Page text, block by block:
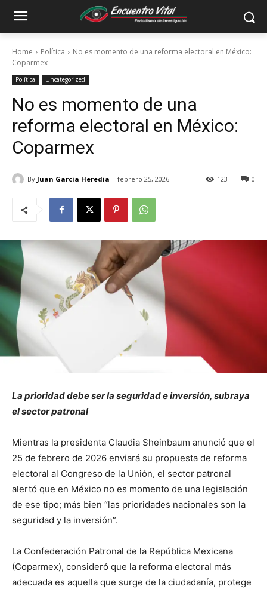
Home Política
No es momento de una reforma electoral en México:
Coparmex
Política Uncategorized
No es momento de una
reforma electoral en México:
Coparmex
By Juan García Heredia febrero 25, 2026 0
123
La prioridad debe ser la seguridad e inversión, subraya
el sector patronal
Mientras la presidenta Claudia Sheinbaum anunció que el
25 de febrero de 2026 enviará su propuesta de reforma
electoral al Congreso de la Unión, el sector patronal
alertó que en México no es momento de una legislación
de ese tipo; más bien “las prioridades nacionales son la
seguridad y la inversión”.
La Confederación Patronal de la República Mexicana
(Coparmex), consideró que la reforma electoral más
adecuada es aquella que surge de la ciudadanía, protege